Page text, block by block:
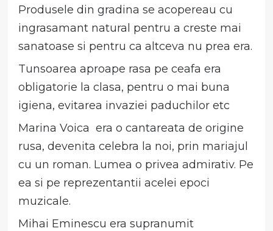
Produsele din gradina se acopereau cu
ingrasamant natural pentru a creste mai
sanatoase si pentru ca altceva nu prea era.
Tunsoarea aproape rasa pe ceafa era
obligatorie la clasa, pentru o mai buna
igiena, evitarea invaziei paduchilor etc
Marina Voica era o cantareata de origine
rusa, devenita celebra la noi, prin mariajul
cu un roman. Lumea o privea admirativ. Pe
ea si pe reprezentantii acelei epoci
muzicale.
Mihai Eminescu era supranumit